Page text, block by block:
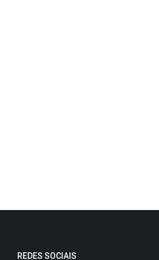
REDES SOCIAIS